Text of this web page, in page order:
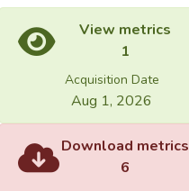
View metrics
1
Acquisition Date
Aug 1, 2026
Download metrics
6